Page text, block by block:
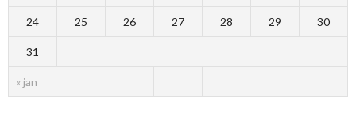
« jan
24 25 26 27 28 29 30
31